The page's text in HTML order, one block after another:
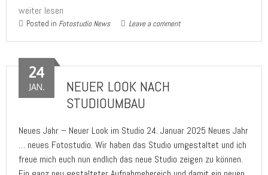
weiter lesen
Posted in Fotostudio News Leave a comment
NEUER LOOK NACH
STUDIOUMBAU
24
JAN.
Neues Jahr – Neuer Look im Studio 24. Januar 2025 Neues Jahr
… neues Fotostudio. Wir haben das Studio umgestaltet und ich
freue mich euch nun endlich das neue Studio zeigen zu können.